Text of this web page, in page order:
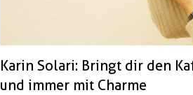
Karin Solari: Bringt dir den
und immer mit Charme